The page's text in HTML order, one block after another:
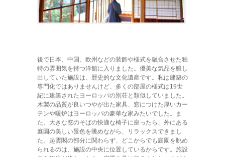
後で日本、中国、欧州などの装飾や様式を融合させた独
特の雰囲気を持つ洋館に入りました。優美な気品を醸し
出していた施設は、歴史的な文化遺産です。私は建築の
専門化ではありませんけど、多くの部屋の様式は19世
紀に建築されたヨーロッパの別荘と類似していました。
木製の品質が良いつやが出た家具、窓につけた厚いカー
テンや暖炉はヨーロッパの豪華な家みたいでした。ま
た、大きな窓のそばの快適な椅子に座ったら、外にある
庭園の美しい景色を眺めながら、リラックスできまし
た。起雲閣の部分に関わらず、どこからでも庭園を眺め
られるのは、施設の中央に位置しているからです。施設